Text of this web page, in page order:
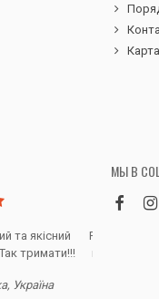
та якісний
тримати!!!
Україна
Робила
штанів.
МЫ В